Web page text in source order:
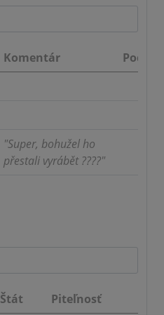
Komentár
Podnik
"Super, bohužel ho
přestali vyrábět ????"
Štát Piteľnosť